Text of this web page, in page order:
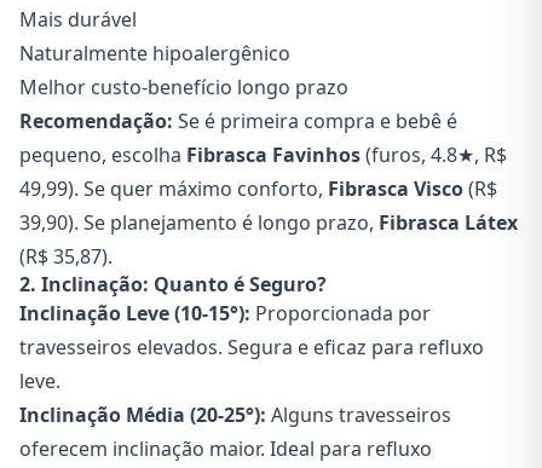
Mais durável
Naturalmente hipoalergênico
Melhor custo-benefício longo prazo
Recomendação: Se é primeira compra e bebê é
pequeno, escolha Fibrasca Favinhos(furos, 4.8★, R$
49,99). Se quer máximo conforto, Fibrasca Visco(R$
39,90). Se planejamento é longo prazo, Fibrasca Látex
(R$ 35,87).
2. Inclinação: Quanto é Seguro?
Inclinação Leve (10-15°): Proporcionada por
travesseiros elevados. Segura e eficaz para refluxo
leve.
Inclinação Média (20-25°): Alguns travesseiros
oferecem inclinação maior. Ideal para refluxo